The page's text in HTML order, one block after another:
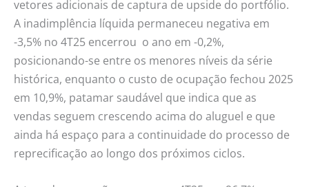
vetores adicionais de captura de upside do portfólio.
A inadimplência líquida permaneceu negativa em
-3,5% no 4T25 encerrou o ano em -0,2%,
posicionando-se entre os menores níveis da série
histórica, enquanto o custo de ocupação fechou 2025
em 10,9%, patamar saudável que indica que as
vendas seguem crescendo acima do aluguel e que
ainda há espaço para a continuidade do processo de
reprecificação ao longo dos próximos ciclos.